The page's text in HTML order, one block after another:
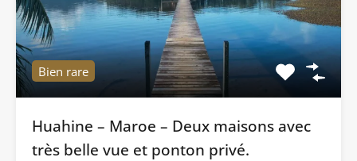
Bien rare
Huahine – Maroe – Deux maisons avec
très belle vue et ponton privé.